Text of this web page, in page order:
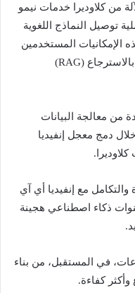
من كلاوديرا خدمات نيمو
توصيل النماذج اللغوية
الإمكانيات المستخدمين
من بناء تطبيقات تعتمد على توليد معزز بالاسترجاع (RAG)
من معالجة البيانات
دمج معجل إنفيديا
مع إنفيديا أي آي
ذكاء اصطناعي هجينة
في المستقبل، من بناء
كفاءة.